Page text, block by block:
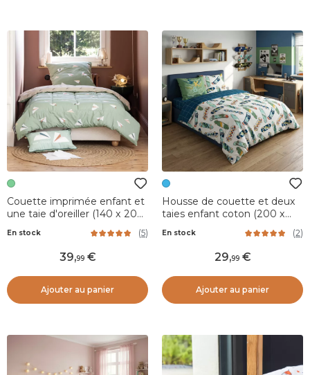
Couette imprimée enfant et
une taie d'oreiller (140 x 200
En stock (5)
39,99
Ajouter au panier
Housse de couette et deux
taies enfant coton (200 x
En stock (2)
29,99
Ajouter au panier